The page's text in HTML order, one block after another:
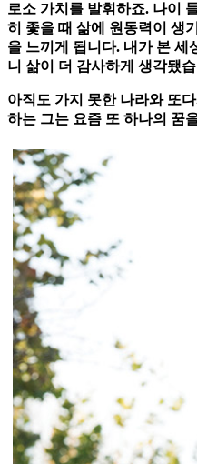
로소 가치를 발휘하죠. 나이
히 좇을 때 삶에 원동력이 생
을 느끼게 됩니다. 내가 본 세
니 삶이 더 감사하게 생각됐
아직도 가지 못한 나라와 또
하는 그는 요즘 또 하나의 꿈